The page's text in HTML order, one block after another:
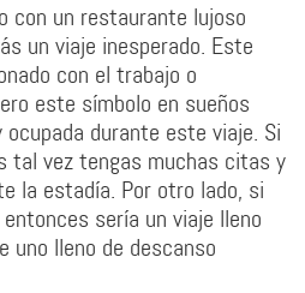
con un restaurante lujoso
un viaje inesperado. Este
con el trabajo o
este símbolo en sueños
durante este viaje. Si
tal vez tengas muchas citas y
la estadía. Por otro lado, si
sería un viaje lleno
uno lleno de descanso